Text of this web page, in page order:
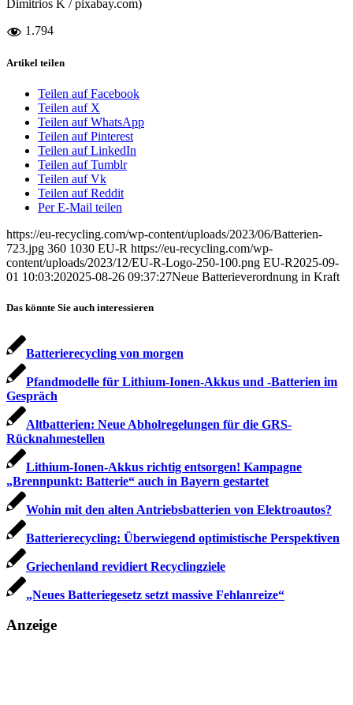
Dimitrios K / pixabay.com)
1.794
Artikel teilen
Teilen auf Facebook
Teilen auf X
Teilen auf WhatsApp
Teilen auf Pinterest
Teilen auf LinkedIn
Teilen auf Tumblr
Teilen auf Vk
Teilen auf Reddit
Per E-Mail teilen
https://eu-recycling.com/wp-content/uploads/2023/06/Batterien-
723.jpg 360 1030 EU-R https://eu-recycling.com/wp-
content/uploads/2023/12/EU-R-Logo-250-100.png EU-R2025-09-
01 10:03:202025-08-26 09:37:27Neue Batterieverordnung in Kraft
Das könnte Sie auch interessieren
Batterierecycling von morgen
Pfandmodelle für Lithium-Ionen-Akkus und -Batterien im
Gespräch
Altbatterien: Neue Abholregelungen für die GRS-
Rücknahmestellen
Lithium-Ionen-Akkus richtig entsorgen! Kampagne
„Brennpunkt: Batterie“ auch in Bayern gestartet
Wohin mit den alten Antriebsbatterien von Elektroautos?
Batterierecycling: Überwiegend optimistische Perspektiven
Griechenland revidiert Recyclingziele
„Neues Batteriegesetz setzt massive Fehlanreize“
Anzeige